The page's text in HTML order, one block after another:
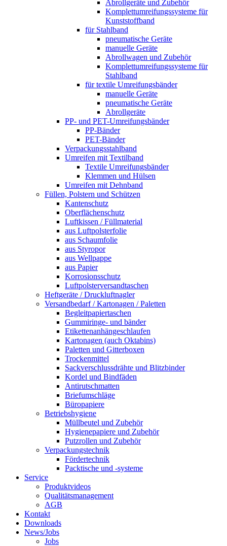
Abrollgeräte und Zubehör
Komplettumreifungssysteme für
Kunststoffband
für Stahlband
pneumatische Geräte
manuelle Geräte
Abrollwagen und Zubehör
Komplettumreifungssysteme für
Stahlband
für textile Umreifungsbänder
manuelle Geräte
pneumatische Geräte
Abrollgeräte
PP- und PET-Umreifungsbänder
PP-Bänder
PET-Bänder
Verpackungsstahlband
Umreifen mit Textilband
Textile Umreifungsbänder
Klemmen und Hülsen
Umreifen mit Dehnband
Füllen, Polstern und Schützen
Kantenschutz
Oberflächenschutz
Luftkissen / Füllmaterial
aus Luftpolsterfolie
aus Schaumfolie
aus Styropor
aus Wellpappe
aus Papier
Korrosionsschutz
Luftpolsterversandtaschen
Heftgeräte / Druckluftnagler
Versandbedarf / Kartonagen / Paletten
Begleitpapiertaschen
Gummiringe- und bänder
Etikettenanhängeschlaufen
Kartonagen (auch Oktabins)
Paletten und Gitterboxen
Trockenmittel
Sackverschlussdrähte und Blitzbinder
Kordel und Bindfäden
Antirutschmatten
Briefumschläge
Büropapiere
Betriebshygiene
Müllbeutel und Zubehör
Hygienepapiere und Zubehör
Putzrollen und Zubehör
Verpackungstechnik
Fördertechnik
Packtische und -systeme
Service
Produktvideos
Qualitätsmanagement
AGB
Kontakt
Downloads
News/Jobs
Jobs